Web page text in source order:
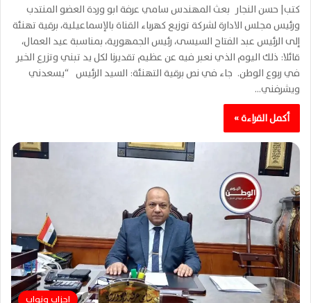
كتب| حسن النجار بعث المهندس سامي عرفة ابو وردة العضو المنتدب
ورئيس مجلس الادارة لشركة توزيع كهرباء القناة بالإسماعيلية، برقية تهنئة
إلى الرئيس عبد الفتاح السيسى، رئيس الجمهورية، بمناسبة عيد العمال،
قائلا: ذلك اليوم الذي نعبر فيه عن عظيم تقديرنا لكل يد تبني وتزرع الخير
في ربوع الوطن. جاء في نص برقية التهنئة: السيد الرئيس “يسعدني
ويشرفني…
أكمل القراءة »
احزاب ونواب